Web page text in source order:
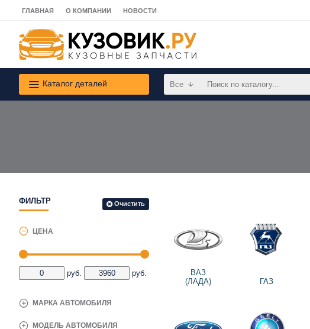
ГЛАВНАЯ О КОМПАНИИ НОВОСТИ
Каталог деталей Все
ФИЛЬТР Очистить
ЦЕНА
руб. руб.
МАРКА АВТОМОБИЛЯ
МОДЕЛЬ АВТОМОБИЛЯ
ВАЗ
(ЛАДА)
ГАЗ